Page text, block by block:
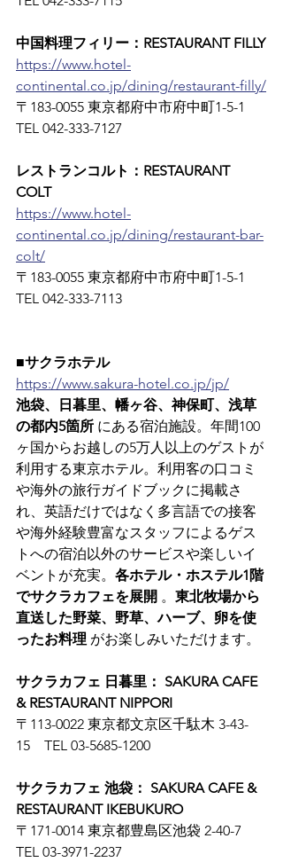
中国料理フィリー：RESTAURANT FILLY
https://www.hotel-
continental.co.jp/dining/restaurant-filly/
〒183-0055 東京都府中市府中町1-5-1
TEL 042-333-7127
レストランコルト：RESTAURANT
COLT
https://www.hotel-
continental.co.jp/dining/restaurant-bar-
colt/
〒183-0055 東京都府中市府中町1-5-1
TEL 042-333-7113
■サクラホテル
https://www.sakura-hotel.co.jp/jp/
池袋、日暮里、幡ヶ谷、神保町、浅草
の都内5箇所 にある宿泊施設。年間100
ヶ国からお越しの5万人以上のゲストが
利用する東京ホテル。利用客の口コミ
や海外の旅行ガイドブックに掲載さ
れ、英語だけではなく多言語での接客
や海外経験豊富なスタッフによるゲス
トへの宿泊以外のサービスや楽しいイ
ベントが充実。 各ホテル・ホステル1階
でサクラカフェを展開 。 東北牧場から
直送した野菜、野草、ハーブ、卵を使
ったお料理 がお楽しみいただけます。
サクラカフェ 日暮里： SAKURA CAFE
& RESTAURANT NIPPORI
〒113-0022 東京都文京区千駄木 3-43-
15　TEL 03-5685-1200
サクラカフェ 池袋： SAKURA CAFE &
RESTAURANT IKEBUKURO
〒171-0014 東京都豊島区池袋 2-40-7
TEL 03-3971-2237